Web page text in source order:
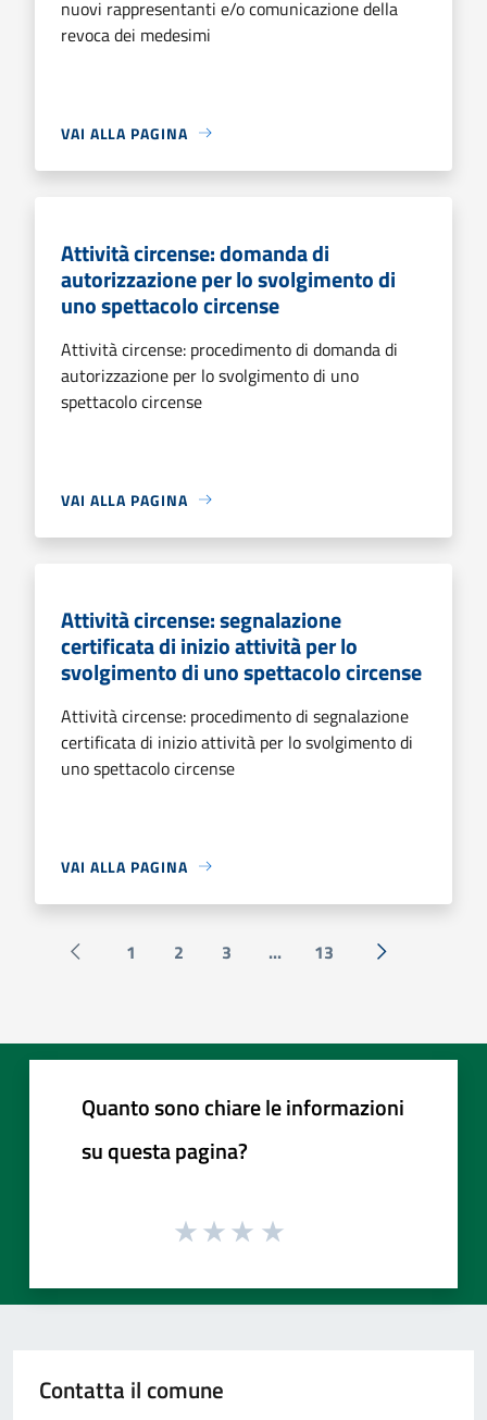
nuovi rappresentanti e/o comunicazione della
revoca dei medesimi
VAI ALLA PAGINA
Attività circense: domanda di
autorizzazione per lo svolgimento di
uno spettacolo circense
Attività circense: procedimento di domanda di
autorizzazione per lo svolgimento di uno
spettacolo circense
VAI ALLA PAGINA
Attività circense: segnalazione
certificata di inizio attività per lo
svolgimento di uno spettacolo circense
Attività circense: procedimento di segnalazione
certificata di inizio attività per lo svolgimento di
uno spettacolo circense
VAI ALLA PAGINA
Pagina precedente
1 2 3 ... 13 Successiva »
Quanto sono chiare le informazioni
su questa pagina?
Contatta il comune